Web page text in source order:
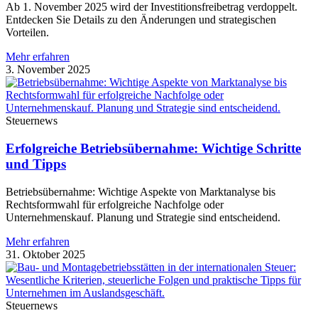
Ab 1. November 2025 wird der Investitionsfreibetrag verdoppelt.
Entdecken Sie Details zu den Änderungen und strategischen
Vorteilen.
Mehr erfahren
3. November 2025
Steuernews
Erfolgreiche Betriebsübernahme: Wichtige Schritte
und Tipps
Betriebsübernahme: Wichtige Aspekte von Marktanalyse bis
Rechtsformwahl für erfolgreiche Nachfolge oder
Unternehmenskauf. Planung und Strategie sind entscheidend.
Mehr erfahren
31. Oktober 2025
Steuernews